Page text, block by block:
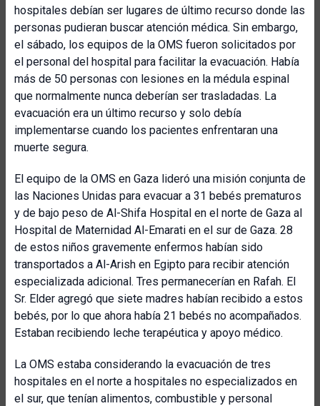
hospitales debían ser lugares de último recurso donde las
personas pudieran buscar atención médica. Sin embargo,
el sábado, los equipos de la OMS fueron solicitados por
el personal del hospital para facilitar la evacuación. Había
más de 50 personas con lesiones en la médula espinal
que normalmente nunca deberían ser trasladadas. La
evacuación era un último recurso y solo debía
implementarse cuando los pacientes enfrentaran una
muerte segura.
El equipo de la OMS en Gaza lideró una misión conjunta de
las Naciones Unidas para evacuar a 31 bebés prematuros
y de bajo peso de Al-Shifa Hospital en el norte de Gaza al
Hospital de Maternidad Al-Emarati en el sur de Gaza. 28
de estos niños gravemente enfermos habían sido
transportados a Al-Arish en Egipto para recibir atención
especializada adicional. Tres permanecerían en Rafah. El
Sr. Elder agregó que siete madres habían recibido a estos
bebés, por lo que ahora había 21 bebés no acompañados.
Estaban recibiendo leche terapéutica y apoyo médico.
La OMS estaba considerando la evacuación de tres
hospitales en el norte a hospitales no especializados en
el sur, que tenían alimentos, combustible y personal